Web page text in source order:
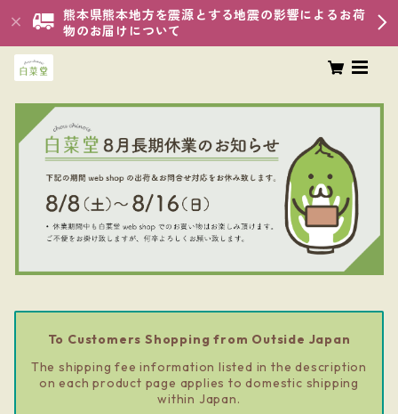
熊本県熊本地方を震源とする地震の影響によるお荷
物のお届けについて
To Customers Shopping from Outside Japan
The shipping fee information listed in the description
on each product page applies to domestic shipping
within Japan.